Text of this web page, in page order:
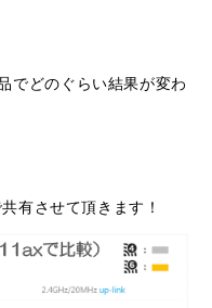
でどのぐらい結果が変わ
有させて頂きます！